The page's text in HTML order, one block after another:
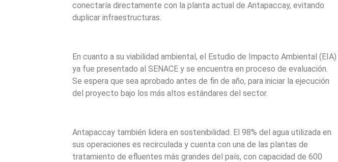
conectaría directamente con la planta actual de Antapaccay, evitando
duplicar infraestructuras.
En cuanto a su viabilidad ambiental, el Estudio de Impacto Ambiental (EIA)
ya fue presentado al SENACE y se encuentra en proceso de evaluación.
Se espera que sea aprobado antes de fin de año, para iniciar la ejecución
del proyecto bajo los más altos estándares del sector.
Antapaccay también lidera en sostenibilidad. El 98% del agua utilizada en
sus operaciones es recirculada y cuenta con una de las plantas de
tratamiento de efluentes más grandes del país, con capacidad de 600